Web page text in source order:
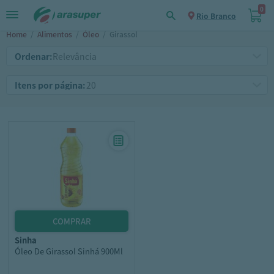
Rio Branco
0
Home / Alimentos / Óleo / Girassol
Ordenar:
Itens por página:
sinha
Óleo De Girassol Sinhá 900Ml